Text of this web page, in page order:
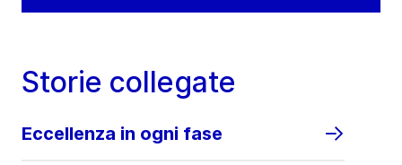
Storie collegate
Eccellenza in ogni fase